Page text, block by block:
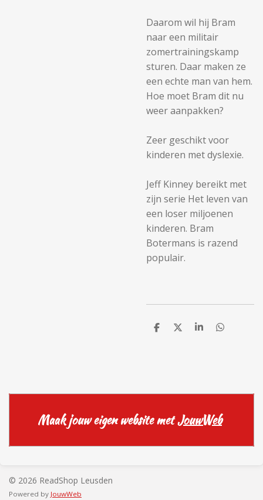
Daarom wil hij Bram
naar een militair
zomertrainingskamp
sturen. Daar maken ze
een echte man van hem.
Hoe moet Bram dit nu
weer aanpakken?
Zeer geschikt voor
kinderen met dyslexie.
Jeff Kinney bereikt met
zijn serie Het leven van
een loser miljoenen
kinderen. Bram
Botermans is razend
populair.
D
D
S
D
Maak jouw eigen website met JouwWeb
© 2026 ReadShop Leusden
Powered by JouwWeb